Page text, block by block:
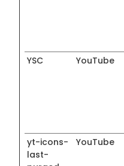
YSC YouTube
yt-icons-
last-
YouTube